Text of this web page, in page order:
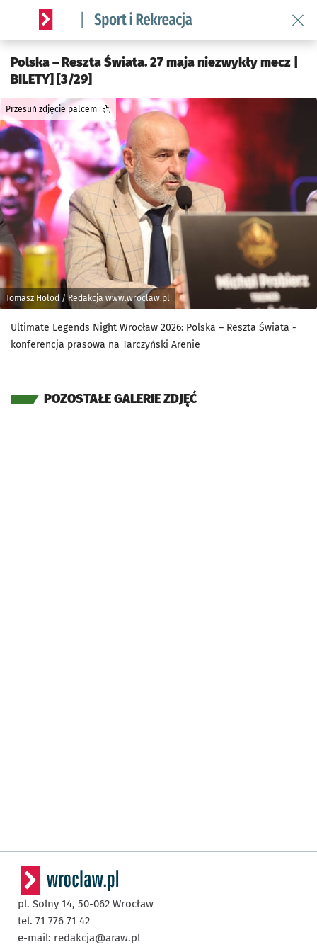
Serwis informacyjny wroclaw.pl podserwis: Sport i rekreacja
Polska – Reszta Świata. 27 maja niezwykły mecz |
BILETY] [3/29]
Tomasz Hołod / Redakcja www.wroclaw.pl
Przesuń zdjęcie palcem
Ultimate Legends Night Wrocław 2026: Polska – Reszta Świata -
konferencja prasowa na Tarczyński Arenie
POZOSTAŁE GALERIE ZDJĘĆ
pl. Solny 14, 50-062 Wrocław
tel. 71 776 71 42
e-mail: redakcja@araw.pl